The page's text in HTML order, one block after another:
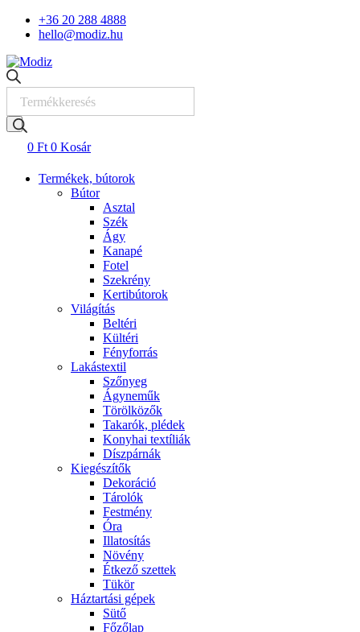
Skip
+36 20 288 4888
hello@modiz.hu
search
0 Ft 0 Kosár
Termékek, bútorok
Bútor
Asztal
Szék
Ágy
Kanapé
Fotel
Szekrény
Kertibútorok
Világítás
Beltéri
Kültéri
Fényforrás
Lakástextil
Szőnyeg
Ágyneműk
Törölközők
Takarók, plédek
Konyhai textíliák
Díszpárnák
Kiegészítők
Dekoráció
Tárolók
Festmény
Óra
Illatosítás
Növény
Étkező szettek
Tükör
Háztartási gépek
Sütő
Főzőlap